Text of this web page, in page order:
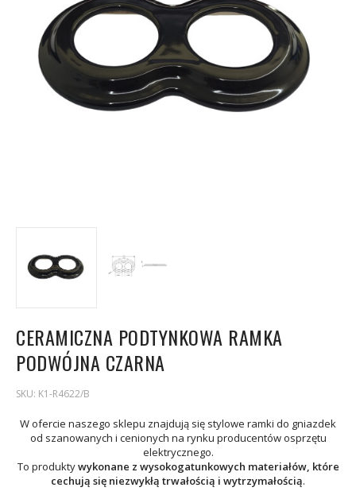
CERAMICZNA PODTYNKOWA RAMKA
PODWÓJNA CZARNA
SKU: K1-R4622/B
W ofercie naszego sklepu znajdują się stylowe ramki do gniazdek
od szanowanych i cenionych na rynku producentów osprzętu
elektrycznego.
To produktywykonane z wysokogatunkowych materiałów, które
cechują się niezwykłą trwałością i wytrzymałością.